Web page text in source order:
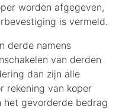
worden afgegeven,
is vermeld.
derde namens
van derden
dan zijn alle
rekening van koper
het gevorderde bedrag